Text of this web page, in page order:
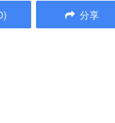
) 分享